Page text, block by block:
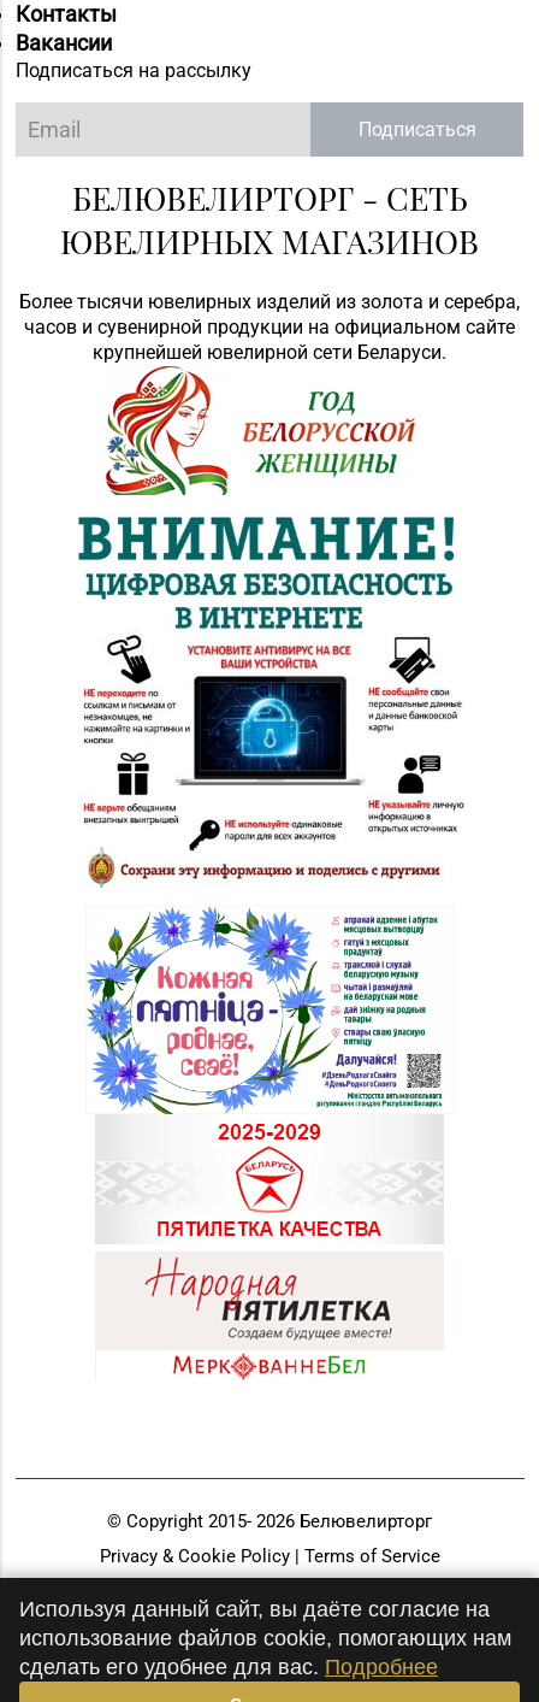
Контакты
Вакансии
Подписаться на рассылку
Подписаться
БЕЛЮВЕЛИРТОРГ - СЕТЬ
ЮВЕЛИРНЫХ МАГАЗИНОВ
Более тысячи ювелирных изделий из золота и серебра,
часов и сувенирной продукции на официальном сайте
крупнейшей ювелирной сети Беларуси.
© Copyright 2015- 2026 Белювелирторг
Privacy & Cookie Policy | Terms of Service
Используя данный сайт, вы даёте согласие на
использование файлов cookie, помогающих нам
сделать его удобнее для вас. Подробнее